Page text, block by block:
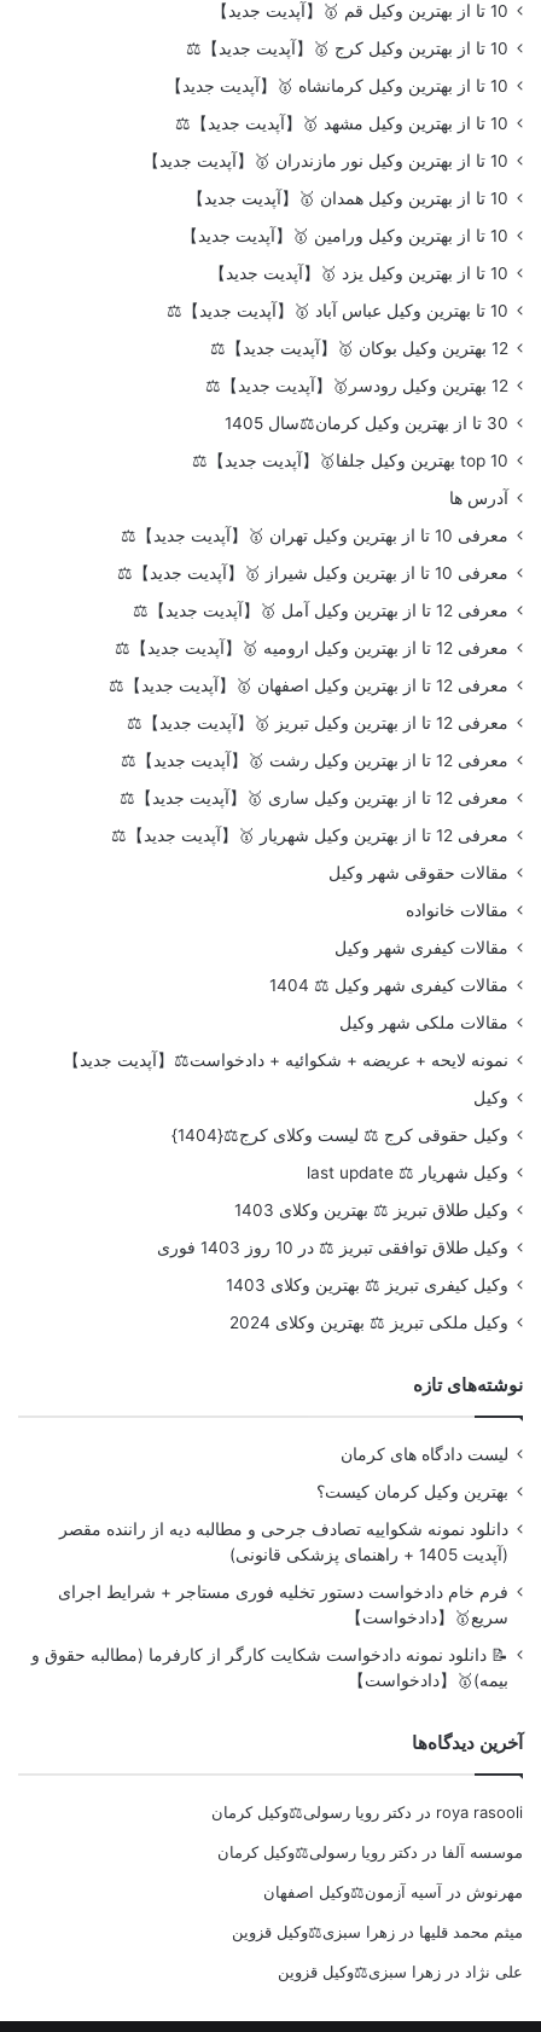
10 تا از بهترین وکیل قم 🥇【آپدیت جدید】
10 تا از بهترین وکیل کرج 🥇【آپدیت جدید】⚖️
10 تا از بهترین وکیل کرمانشاه 🥇【آپدیت جدید】
10 تا از بهترین وکیل مشهد 🥇【آپدیت جدید】⚖️
10 تا از بهترین وکیل نور مازندران 🥇【آپدیت جدید】
10 تا از بهترین وکیل همدان 🥇【آپدیت جدید】
10 تا از بهترین وکیل ورامین 🥇【آپدیت جدید】
10 تا از بهترین وکیل یزد 🥇【آپدیت جدید】
10 تا بهترین وکیل عباس آباد 🥇【آپدیت جدید】⚖️
12 بهترین وکیل بوکان 🥇【آپدیت جدید】⚖️
12 بهترین وکیل رودسر🥇【آپدیت جدید】⚖️
30 تا از بهترین وکیل کرمان⚖️سال 1405
top 10 بهترین وکیل جلفا🥇【آپدیت جدید】⚖️
آدرس ها
معرفی 10 تا از بهترین وکیل تهران 🥇【آپدیت جدید】⚖️
معرفی 10 تا از بهترین وکیل شیراز 🥇【آپدیت جدید】⚖️
معرفی 12 تا از بهترین وکیل آمل 🥇【آپدیت جدید】⚖️
معرفی 12 تا از بهترین وکیل ارومیه 🥇【آپدیت جدید】⚖️
معرفی 12 تا از بهترین وکیل اصفهان 🥇【آپدیت جدید】⚖️
معرفی 12 تا از بهترین وکیل تبریز 🥇【آپدیت جدید】⚖️
معرفی 12 تا از بهترین وکیل رشت 🥇【آپدیت جدید】⚖️
معرفی 12 تا از بهترین وکیل ساری 🥇【آپدیت جدید】⚖️
معرفی 12 تا از بهترین وکیل شهریار 🥇【آپدیت جدید】⚖️
مقالات حقوقی شهر وکیل
مقالات خانواده
مقالات کیفری شهر وکیل
مقالات کیفری شهر وکیل ⚖️ 1404
مقالات ملکی شهر وکیل
نمونه لایحه + عریضه + شکوائیه + دادخواست⚖️【آپدیت جدید】
وکیل
وکیل حقوقی کرج ⚖️ لیست وکلای کرج⚖️{1404}
وکیل شهریار ⚖️ last update
وکیل طلاق تبریز ⚖️ بهترین وکلای 1403
وکیل طلاق توافقی تبریز ⚖️ در 10 روز 1403 فوری
وکیل کیفری تبریز ⚖️ بهترین وکلای 1403
وکیل ملکی تبریز ⚖️ بهترین وکلای 2024
نوشته‌های تازه
لیست دادگاه های کرمان
بهترین وکیل کرمان کیست؟
دانلود نمونه شکواییه تصادف جرحی و مطالبه دیه از راننده مقصر
(آپدیت 1405 + راهنمای پزشکی قانونی)
فرم خام دادخواست دستور تخلیه فوری مستاجر + شرایط اجرای
سریع🥇【دادخواست】
📝 دانلود نمونه دادخواست شکایت کارگر از کارفرما (مطالبه حقوق و
بیمه)🥇【دادخواست】
آخرین دیدگاه‌ها
roya rasooli در دکتر رویا رسولی⚖️وکیل کرمان
موسسه آلفا در دکتر رویا رسولی⚖️وکیل کرمان
مهرنوش در آسیه آزمون⚖️وکیل اصفهان
میثم محمد قلیها در زهرا سبزی⚖️وکیل قزوین
علی نژاد در زهرا سبزی⚖️وکیل قزوین